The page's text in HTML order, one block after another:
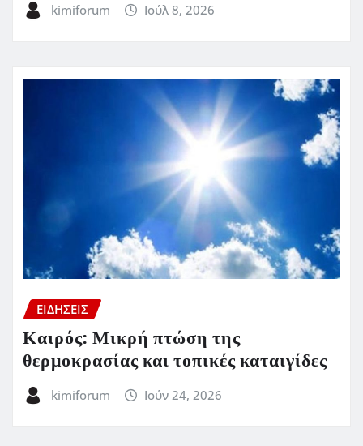
kimiforum Ιούλ 8, 2026
ΕΙΔΗΣΕΙΣ
Καιρός: Μικρή πτώση της
θερμοκρασίας και τοπικές καταιγίδες
kimiforum Ιούν 24, 2026